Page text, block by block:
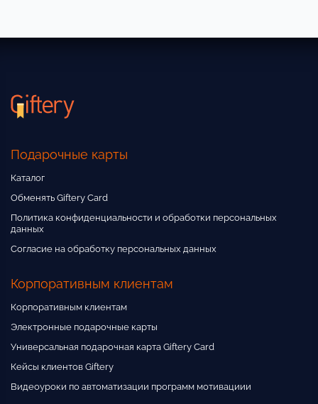
Подарочные карты
Каталог
Обменять Giftery Card
Политика конфиденциальности и обработки персональных
данных
Согласие на обработку персональных данных
Корпоративным клиентам
Корпоративным клиентам
Электронные подарочные карты
Универсальная подарочная карта Giftery Card
Кейсы клиентов Giftery
Видеоуроки по автоматизации программ мотивациии